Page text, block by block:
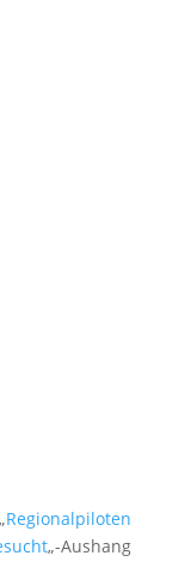
Regionalpiloten
„-Aushang